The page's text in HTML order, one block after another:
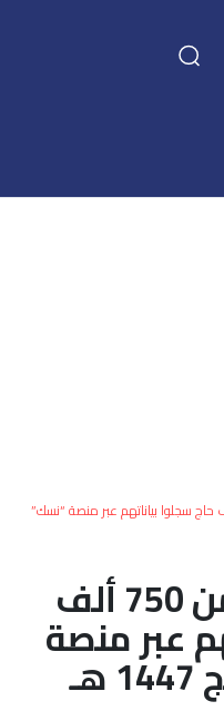
أزيد من 750 ألف حاج سجلوا بياناتهم عبر منصة “نسك”
السعودية.. أزيد من 750 ألف
عبر منصة